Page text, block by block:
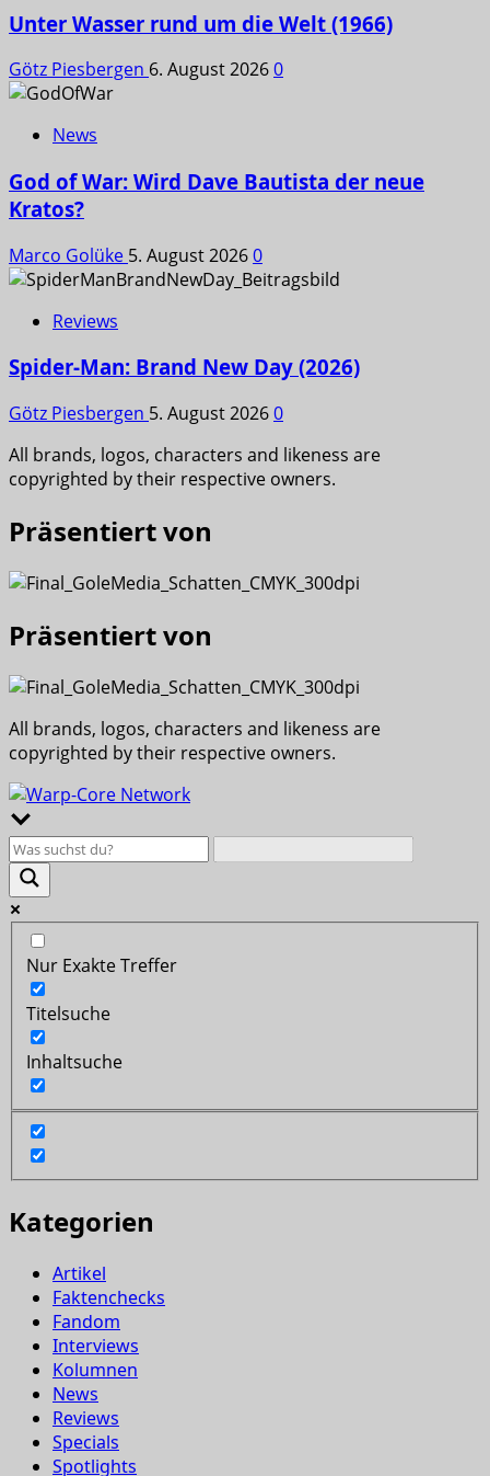
Unter Wasser rund um die Welt (1966)
Götz Piesbergen 6. August 20260
News
God of War: Wird Dave Bautista der neue
Kratos?
Marco Golüke 5. August 20260
Reviews
Spider-Man: Brand New Day (2026)
Götz Piesbergen 5. August 20260
All brands, logos, characters and likeness are
copyrighted by their respective owners.
Präsentiert von
Präsentiert von
All brands, logos, characters and likeness are
copyrighted by their respective owners.
Nur Exakte Treffer
Titelsuche
Inhaltsuche
Kategorien
Artikel
Faktenchecks
Fandom
Interviews
Kolumnen
News
Reviews
Specials
Spotlights